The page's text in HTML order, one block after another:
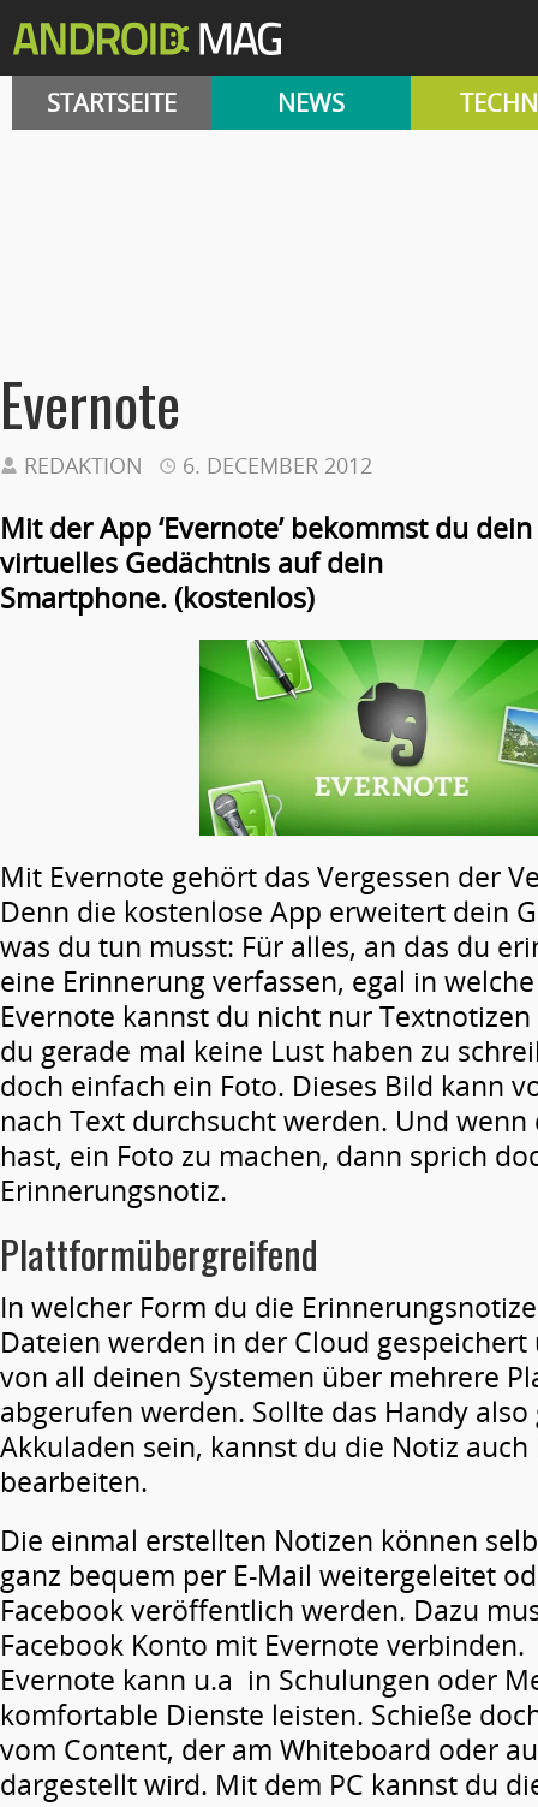
STARTSEITE NEWS
Evernote
REDAKTION 6. DECEMBER 2012
Mit der App ‘Evernote’ bekommst du dein
virtuelles Gedächtnis auf dein
Smartphone. (kostenlos)
Mit Evernote gehört das Vergessen der
Denn die kostenlose App erweitert dein
was du tun musst: Für alles, an das du
eine Erinnerung verfassen, egal in
Evernote kannst du nicht nur
du gerade mal keine Lust haben zu
doch einfach ein Foto. Dieses Bild kann
nach Text durchsucht werden. Und
hast, ein Foto zu machen, dann sprich
Erinnerungsnotiz.
Plattformübergreifend
In welcher Form du die
Dateien werden in der Cloud
von all deinen Systemen über mehrere
abgerufen werden. Sollte das Handy
Akkuladen sein, kannst du die Notiz auch
bearbeiten.
Die einmal erstellten Notizen können
ganz bequem per E-Mail weitergeleitet
Facebook veröffentlich werden. Dazu
Facebook Konto mit Evernote verbinden.
Evernote kann u.a in Schulungen oder
komfortable Dienste leisten. Schieße
vom Content, der am Whiteboard oder
dargestellt wird. Mit dem PC kannst du